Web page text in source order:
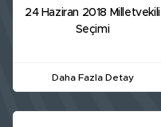
24 Haziran 2018 Milletvekili
Seçimi
Daha Fazla Detay